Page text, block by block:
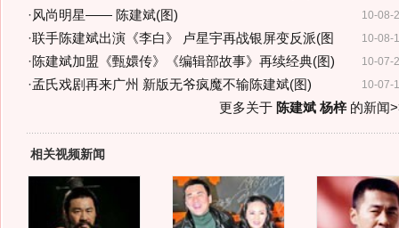
10-08-
·风尚明星—— 陈建斌(图)
10-08-
·联手陈建斌出演《李白》 卢星宇再战银屏变反派(图
10-07-
·陈建斌加盟《甄嬛传》《编辑部故事》再续经典(图)
10-07-
·孟氏戏剧再来广州 新版无爷疯魔不输陈建斌(图)
更多关于 陈建斌 杨梓的新闻
相关视频新闻